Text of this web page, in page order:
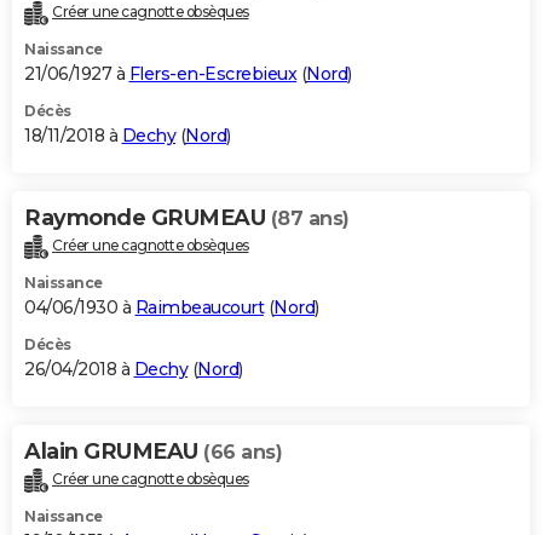
Créer une cagnotte obsèques
Naissance
21/06/1927 à Flers-en-Escrebieux(Nord)
Décès
18/11/2018 à Dechy(Nord)
Raymonde GRUMEAU (87 ans)
Créer une cagnotte obsèques
Naissance
04/06/1930 à Raimbeaucourt(Nord)
Décès
26/04/2018 à Dechy(Nord)
Alain GRUMEAU (66 ans)
Créer une cagnotte obsèques
Naissance